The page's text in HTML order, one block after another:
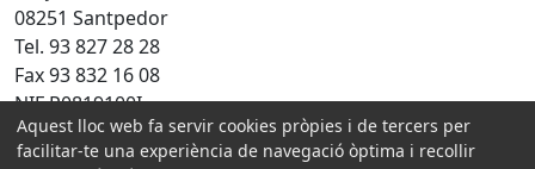
08251 Santpedor
Tel. 93 827 28 28
Fax 93 832 16 08
NIF P0819100I
Amb la col·laboració de:
Aquest lloc web fa servir cookies pròpies i de tercers per
facilitar-te una experiència de navegació òptima i recollir